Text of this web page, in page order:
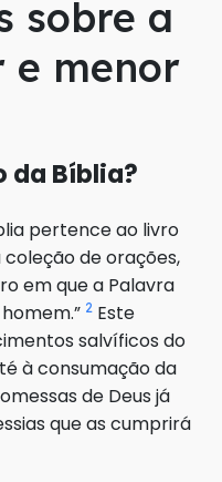
sobre a
e menor
da Bíblia?
pertence ao livro
coleção de orações,
em que a Palavra
2 Este
salvíficos do
à consumação da
de Deus já
que as cumprirá